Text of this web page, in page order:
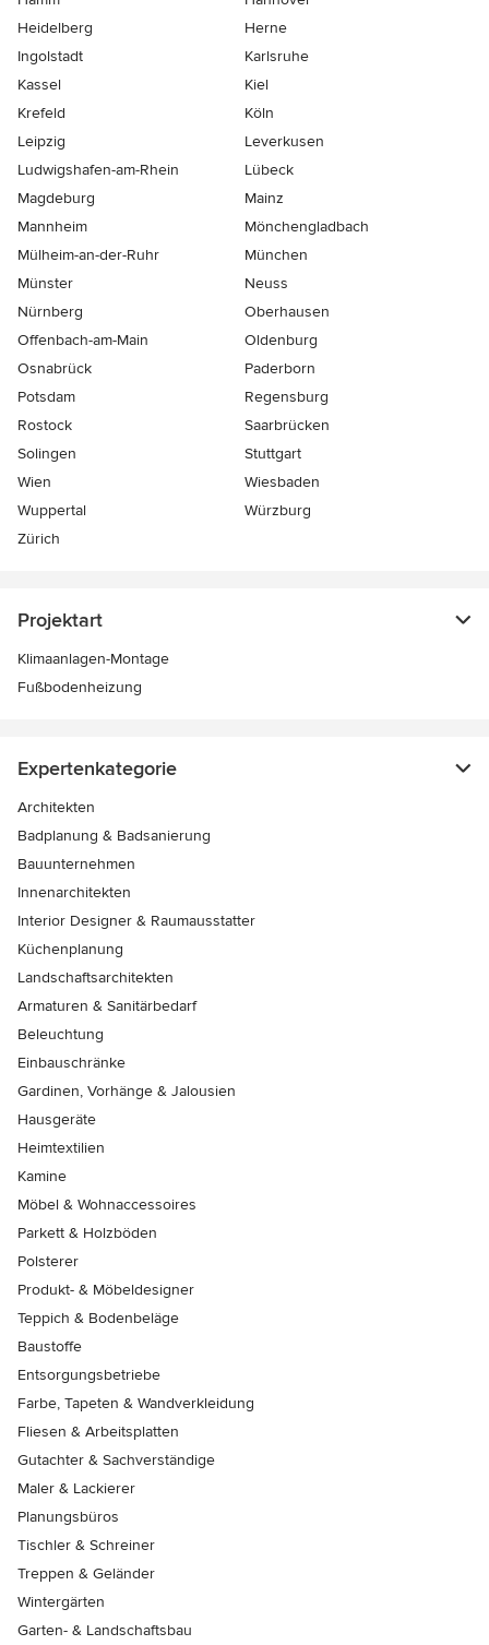
Heidelberg
Herne
Ingolstadt
Karlsruhe
Kassel
Kiel
Krefeld
Köln
Leipzig
Leverkusen
Ludwigshafen-am-Rhein
Lübeck
Magdeburg
Mainz
Mannheim
Mönchen­gladbach
Mülheim-an-der-Ruhr
München
Münster
Neuss
Nürnberg
Oberhausen
Offenbach-am-Main
Oldenburg
Osnabrück
Paderborn
Potsdam
Regensburg
Rostock
Saarbrücken
Solingen
Stuttgart
Wien
Wiesbaden
Wuppertal
Würzburg
Zürich
Projektart
Klimaanlagen-Montage
Fußbodenheizung
Expertenkategorie
Architekten
Badplanung & Badsanierung
Bauunternehmen
Innenarchitekten
Interior Designer & Raumausstatter
Küchenplanung
Landschaftsarchitekten
Armaturen & Sanitärbedarf
Beleuchtung
Einbauschränke
Gardinen, Vorhänge & Jalousien
Hausgeräte
Heimtextilien
Kamine
Möbel & Wohnaccessoires
Parkett & Holzböden
Polsterer
Produkt- & Möbeldesigner
Teppich & Bodenbeläge
Baustoffe
Entsorgungsbetriebe
Farbe, Tapeten & Wandverkleidung
Fliesen & Arbeitsplatten
Gutachter & Sachverständige
Maler & Lackierer
Planungsbüros
Tischler & Schreiner
Treppen & Geländer
Wintergärten
Garten- & Landschaftsbau